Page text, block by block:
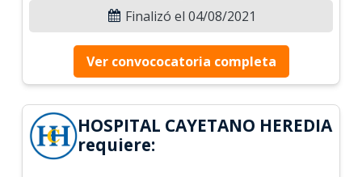
Finalizó el 04/08/2021
Ver convococatoria completa
HOSPITAL CAYETANO HEREDIA
requiere: